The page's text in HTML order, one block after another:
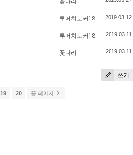
투머치토커18 2019.03.12
투머치토커18 2019.03.11
꽃나리 2019.03.11
쓰기
19 20 끝 페이지